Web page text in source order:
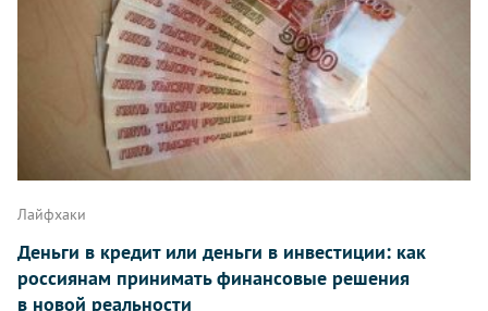
Лайфхаки
Деньги в кредит или деньги в инвестиции: как
россиянам принимать финансовые решения
в новой реальности